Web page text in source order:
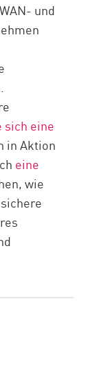
und
sich eine
in Aktion
eine
wie